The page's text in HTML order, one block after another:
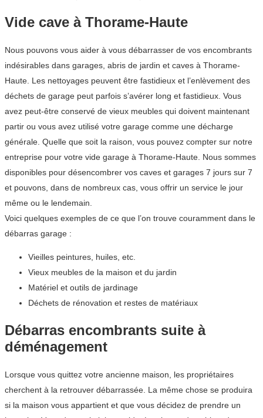
Vide cave à Thorame-Haute
Nous pouvons vous aider à vous débarrasser de vos encombrants
indésirables dans garages, abris de jardin et caves à Thorame-
Haute. Les nettoyages peuvent être fastidieux et l’enlèvement des
déchets de garage peut parfois s’avérer long et fastidieux. Vous
avez peut-être conservé de vieux meubles qui doivent maintenant
partir ou vous avez utilisé votre garage comme une décharge
générale. Quelle que soit la raison, vous pouvez compter sur notre
entreprise pour votre vide garage à Thorame-Haute. Nous sommes
disponibles pour désencombrer vos caves et garages 7 jours sur 7
et pouvons, dans de nombreux cas, vous offrir un service le jour
même ou le lendemain.
Voici quelques exemples de ce que l’on trouve couramment dans le
débarras garage :
Vieilles peintures, huiles, etc.
Vieux meubles de la maison et du jardin
Matériel et outils de jardinage
Déchets de rénovation et restes de matériaux
Débarras encombrants suite à
déménagement
Lorsque vous quittez votre ancienne maison, les propriétaires
cherchent à la retrouver débarrassée. La même chose se produira
si la maison vous appartient et que vous décidez de prendre un